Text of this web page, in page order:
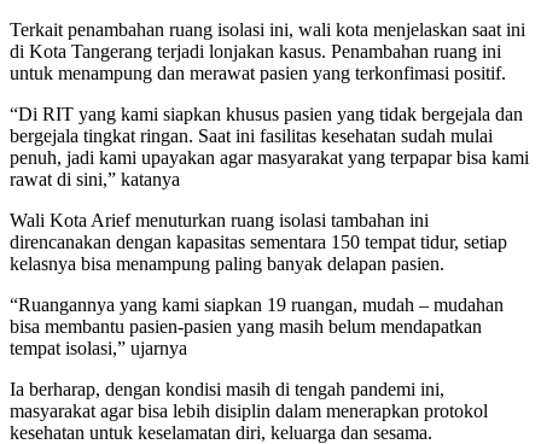
Terkait penambahan ruang isolasi ini, wali kota menjelaskan saat ini
di Kota Tangerang terjadi lonjakan kasus. Penambahan ruang ini
untuk menampung dan merawat pasien yang terkonfimasi positif.
“Di RIT yang kami siapkan khusus pasien yang tidak bergejala dan
bergejala tingkat ringan. Saat ini fasilitas kesehatan sudah mulai
penuh, jadi kami upayakan agar masyarakat yang terpapar bisa kami
rawat di sini,” katanya
Wali Kota Arief menuturkan ruang isolasi tambahan ini
direncanakan dengan kapasitas sementara 150 tempat tidur, setiap
kelasnya bisa menampung paling banyak delapan pasien.
“Ruangannya yang kami siapkan 19 ruangan, mudah – mudahan
bisa membantu pasien-pasien yang masih belum mendapatkan
tempat isolasi,” ujarnya
Ia berharap, dengan kondisi masih di tengah pandemi ini,
masyarakat agar bisa lebih disiplin dalam menerapkan protokol
kesehatan untuk keselamatan diri, keluarga dan sesama.